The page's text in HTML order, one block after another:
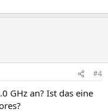
#4
GHz an? Ist das eine